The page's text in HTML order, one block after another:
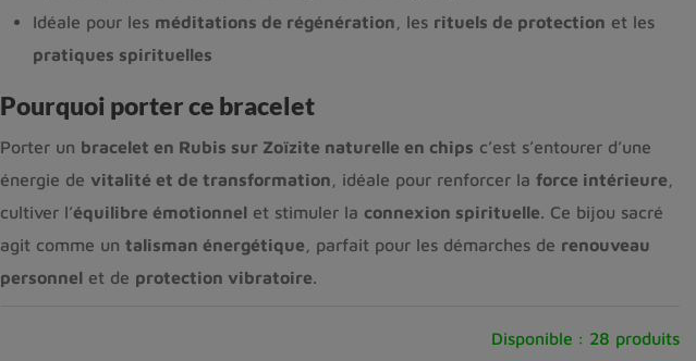
Idéale pour les méditations de régénération , les rituels de protection et les
pratiques spirituelles
Pourquoi porter ce bracelet
Porter un bracelet en Rubis sur Zoïzite naturelle en chips c’est s’entourer d’une
énergie de vitalité et de transformation , idéale pour renforcer la force intérieure
cultiver l’équilibre émotionnelet stimuler la connexion spirituelle. Ce bijou sacré
agit comme un talisman énergétique , parfait pour les démarches de renouveau
personnelet de protection vibratoire.
Disponible : 28 produits